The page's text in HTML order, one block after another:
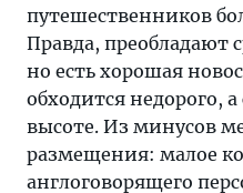
интересен
больше:
городской
путешественников
Правда, преобладают
но есть хорошая
обходится недорого,
высоте. Из минусов
размещения: малое
англоговорящего